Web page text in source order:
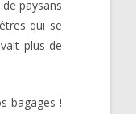
paysans
qui se
plus de
bagages !